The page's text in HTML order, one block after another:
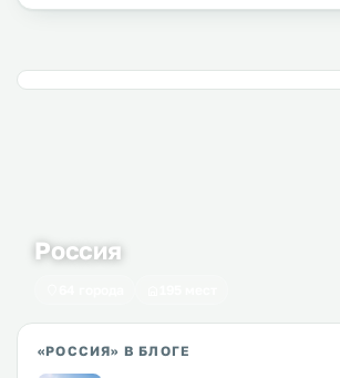
Россия
«РОССИЯ» В БЛОГЕ